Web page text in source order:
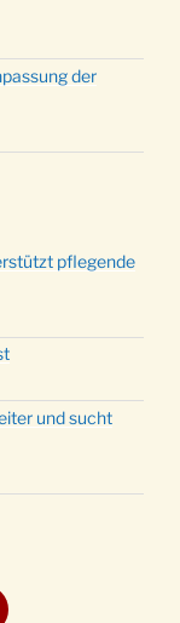
der
pflegende
und sucht